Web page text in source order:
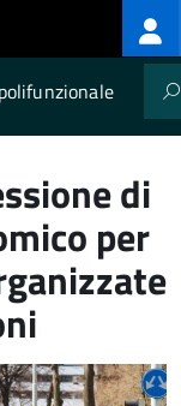
di
per